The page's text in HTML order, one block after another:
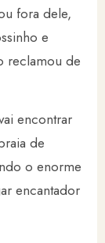
fora dele,
e
reclamou de
encontrar
de
o enorme
encantador